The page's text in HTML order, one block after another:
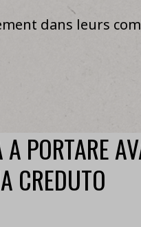
dans leurs
PORTARE
CREDUTO